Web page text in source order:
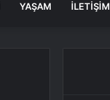
YAŞAM İLETIŞIM